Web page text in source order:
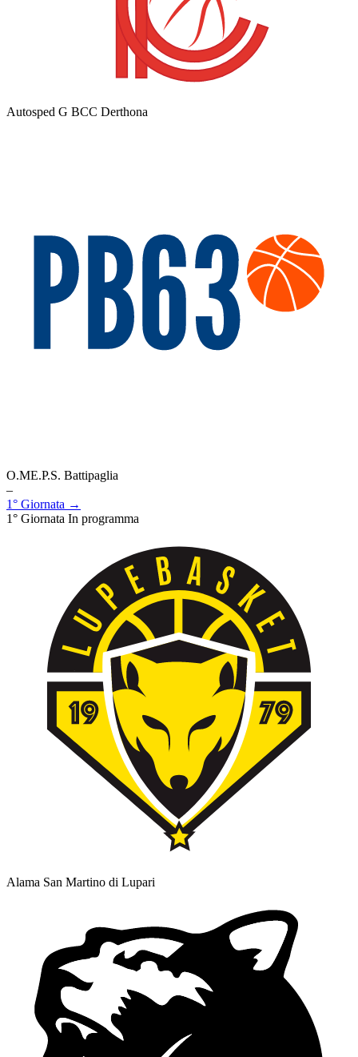
Autosped G BCC Derthona
O.ME.P.S. Battipaglia
–
1° Giornata →
1° Giornata In programma
Alama San Martino di Lupari